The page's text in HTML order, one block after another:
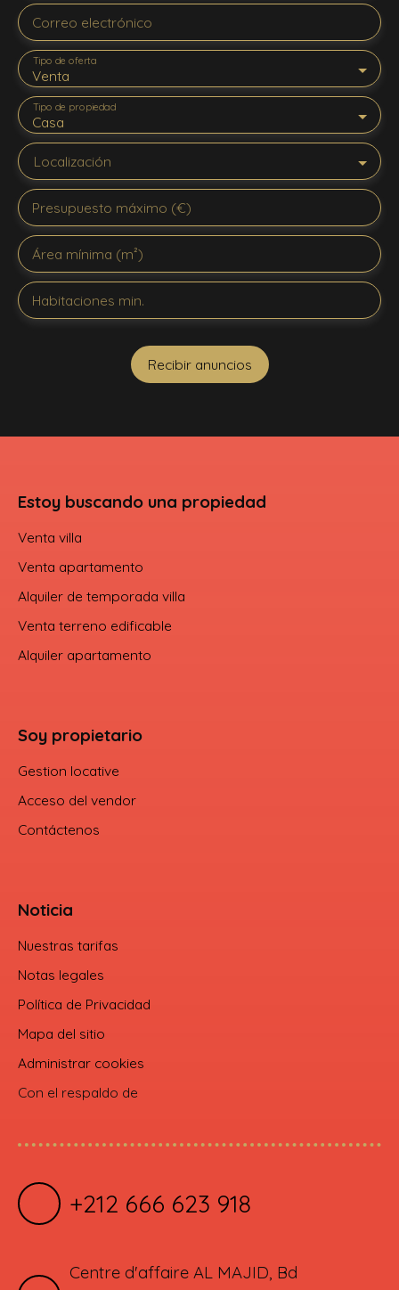
Correo electrónico
Venta
Tipo de oferta
Casa
Tipo de propiedad
Localización
Presupuesto máximo (€)
Área mínima (m²)
Habitaciones min.
Recibir anuncios
Estoy buscando una propiedad
Venta villa
Venta apartamento
Alquiler de temporada villa
Venta terreno edificable
Alquiler apartamento
Soy propietario
Gestion locative
Acceso del vendor
Contáctenos
Noticia
Nuestras tarifas
Notas legales
Política de Privacidad
Mapa del sitio
Administrar cookies
Con el respaldo de
+212 666 623 918
Centre d'affaire AL MAJID, Bd